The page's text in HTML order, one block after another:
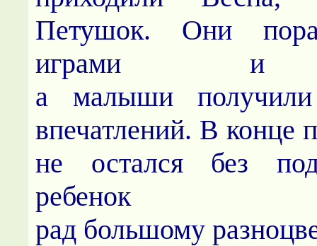
Петушок. Они по
играми и
а малыши
впечатлений. В конце
не остался без
рад большому